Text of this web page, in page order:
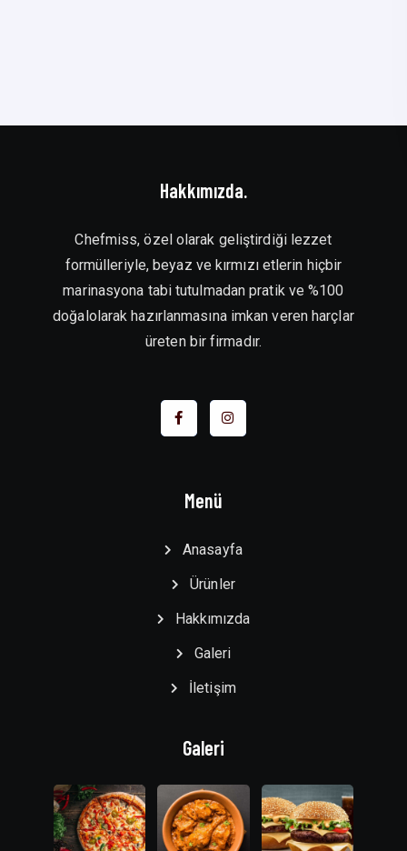
Hakkımızda.
Chefmiss, özel olarak geliştirdiği lezzet
formülleriyle, beyaz ve kırmızı etlerin hiçbir
marinasyona tabi tutulmadan pratik ve %100
doğalolarak hazırlanmasına imkan veren harçlar
üreten bir firmadır.
Menü
Anasayfa
Ürünler
Hakkımızda
Galeri
İletişim
Galeri